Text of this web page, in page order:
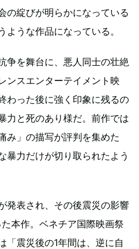
の綻びが明らかになっている
うな作品になっている。
争を舞台に、悪人同士の壮絶
ンスエンターテイメント映
わった後に強く印象に残るの
力と死のあり様だ。前作では
み」の描写が評判を集めた
暴力だけが切り取られたよう
発表され、その後震災の影響
本作。ベネチア国際映画祭
「震災後の1年間は、逆に自